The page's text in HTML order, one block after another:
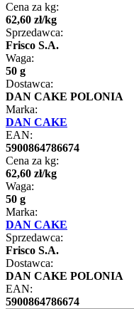
Cena za kg:
62,60 zł/kg
Sprzedawca:
Frisco S.A.
Waga:
50 g
Dostawca:
DAN CAKE POLONIA
Marka:
DAN CAKE
EAN:
5900864786674
Cena za kg:
62,60 zł/kg
Waga:
50 g
Marka:
DAN CAKE
Sprzedawca:
Frisco S.A.
Dostawca:
DAN CAKE POLONIA
EAN:
5900864786674